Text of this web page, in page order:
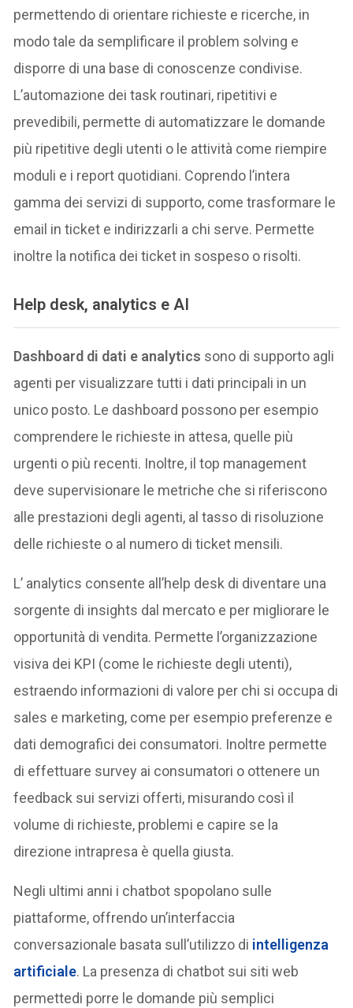
permettendo di orientare richieste e ricerche, in
modo tale da semplificare il problem solving e
disporre di una base di conoscenze condivise.
L’automazione dei task routinari, ripetitivi e
prevedibili, permette di automatizzare le domande
più ripetitive degli utenti o le attività come riempire
moduli e i report quotidiani. Coprendo l’intera
gamma dei servizi di supporto, come trasformare le
email in ticket e indirizzarli a chi serve. Permette
inoltre la notifica dei ticket in sospeso o risolti.
Help desk, analytics e AI
Dashboard di dati e analytics sono di supporto agli
agenti per visualizzare tutti i dati principali in un
unico posto. Le dashboard possono per esempio
comprendere le richieste in attesa, quelle più
urgenti o più recenti. Inoltre, il top management
deve supervisionare le metriche che si riferiscono
alle prestazioni degli agenti, al tasso di risoluzione
delle richieste o al numero di ticket mensili.
L’ analytics consente all’help desk di diventare una
sorgente di insights dal mercato e per migliorare le
opportunità di vendita. Permette l’organizzazione
visiva dei KPI (come le richieste degli utenti),
estraendo informazioni di valore per chi si occupa di
sales e marketing, come per esempio preferenze e
dati demografici dei consumatori. Inoltre permette
di effettuare survey ai consumatori o ottenere un
feedback sui servizi offerti, misurando così il
volume di richieste, problemi e capire se la
direzione intrapresa è quella giusta.
Negli ultimi anni i chatbot spopolano sulle
piattaforme, offrendo un’interfaccia
conversazionale basata sull’utilizzo di intelligenza
artificiale. La presenza di chatbot sui siti web
permettedi porre le domande più semplici